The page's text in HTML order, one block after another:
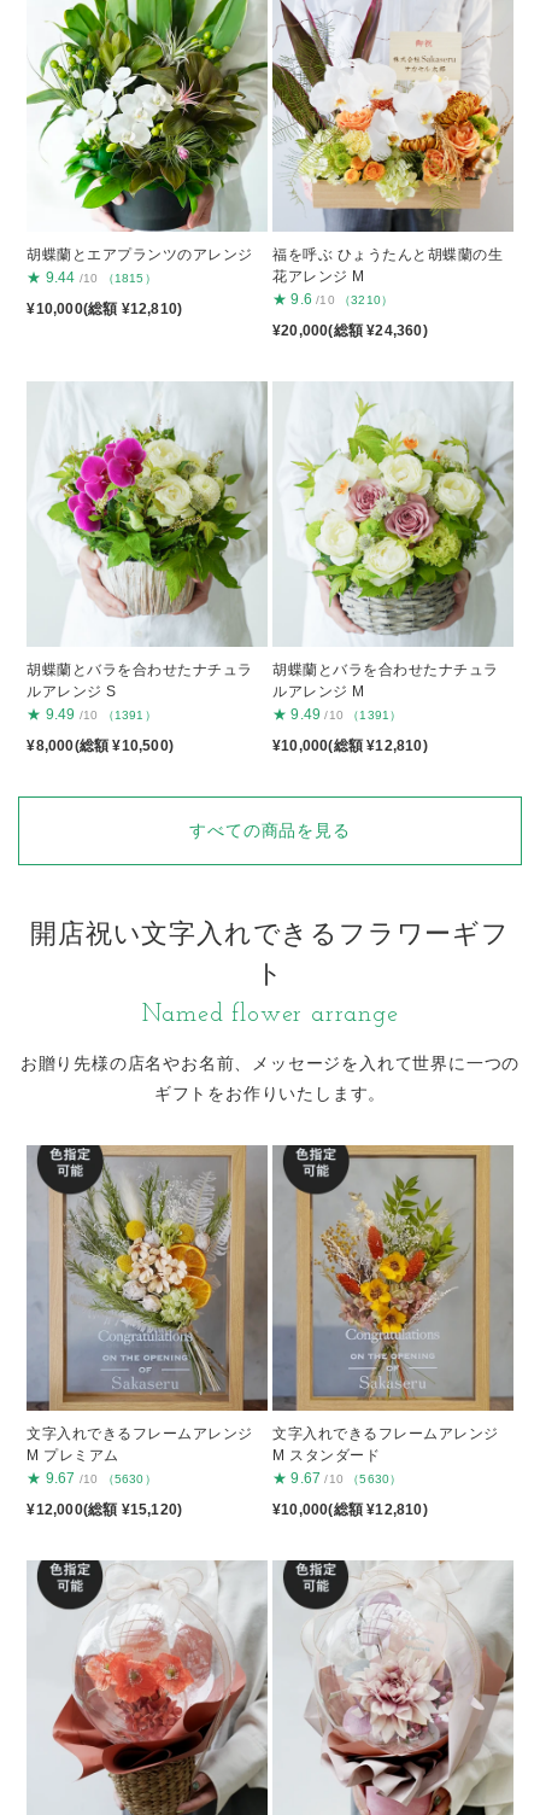
胡蝶蘭とエアプランツのアレンジ
★ 9.44 /10 （1815）
¥10,000(総額 ¥12,810)
福を呼ぶ ひょうたんと胡蝶蘭の生
花アレンジ M
★ 9.6 /10 （3210）
¥20,000(総額 ¥24,360)
胡蝶蘭とバラを合わせたナチュラ
ルアレンジ S
★ 9.49 /10 （1391）
¥8,000(総額 ¥10,500)
胡蝶蘭とバラを合わせたナチュラ
ルアレンジ M
★ 9.49 /10 （1391）
¥10,000(総額 ¥12,810)
すべての商品を見る
開店祝い文字入れできるフラワーギフ
ト
Named flower arrange
お贈り先様の店名やお名前、メッセージを入れて世界に一つの
ギフトをお作りいたします。
文字入れできるフレームアレンジ
M プレミアム
★ 9.67 /10 （5630）
¥12,000(総額 ¥15,120)
文字入れできるフレームアレンジ
M スタンダード
★ 9.67 /10 （5630）
¥10,000(総額 ¥12,810)